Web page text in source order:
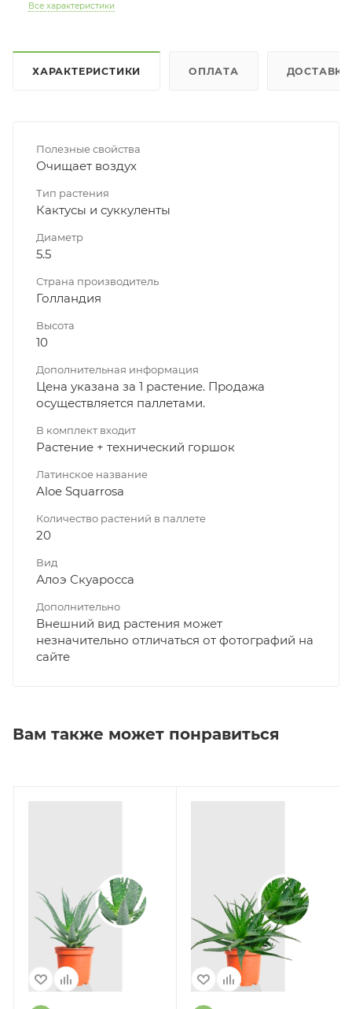
Все характеристики
ХАРАКТЕРИСТИКИ ОПЛАТА ДОСТАВКА
Полезные свойства
Очищает воздух
Тип растения
Кактусы и суккуленты
Диаметр
5.5
Страна производитель
Голландия
Высота
10
Дополнительная информация
Цена указана за 1 растение. Продажа
осуществляется паллетами.
В комплект входит
Растение + технический горшок
Латинское название
Aloe Squarrosa
Количество растений в паллете
20
Вид
Алоэ Скуаросса
Дополнительно
Внешний вид растения может
незначительно отличаться от фотографий на
сайте
Вам также может понравиться